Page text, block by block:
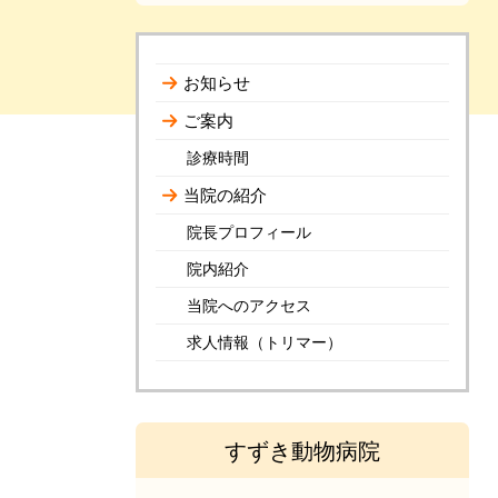
お知らせ
ご案内
診療時間
当院の紹介
院長プロフィール
院内紹介
当院へのアクセス
求人情報（トリマー）
すずき動物病院